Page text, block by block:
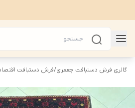
گالری فرش دستبافت جعفری/فرش دستبافت